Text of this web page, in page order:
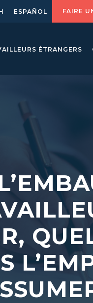
ESPAÑOL FAIRE
ÉTRANGERS